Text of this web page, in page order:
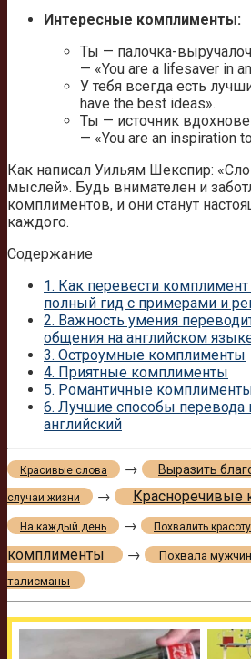
Интересные комплименты:
Ты — палочка-
— «You are a lifesaver in
У тебя всегда есть
have the best ideas».
Ты — источник
— «You are an inspiration
Как написал Уильям Шекспир:
мыслей». Будь внимателен и
комплиментов, и они станут
каждого.
Содержание
1. Как перевести комплимент
полный гид с примерами и
2. Важность умения
общения на английском
3. Остроумные комплименты
4. Приятные комплименты
5. Романтичные
6. Лучшие способы перевода
английский
Красивые слова → Выразить
случаи жизни → Красноречивые
На каждый день → Похвалить красоту
комплименты
→ Похвала
талисманы